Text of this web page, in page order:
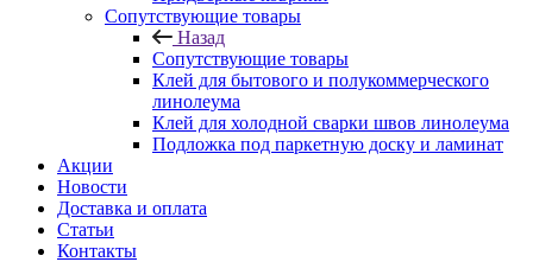
Сопутствующие товары
Назад
Сопутствующие товары
Клей для бытового и полукоммерческого
линолеума
Клей для холодной сварки швов линолеума
Подложка под паркетную доску и ламинат
Акции
Новости
Доставка и оплата
Статьи
Контакты